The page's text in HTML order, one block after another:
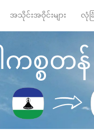
အသိုင်းအဝိုင်းများ လုံခ
စ္စတန်